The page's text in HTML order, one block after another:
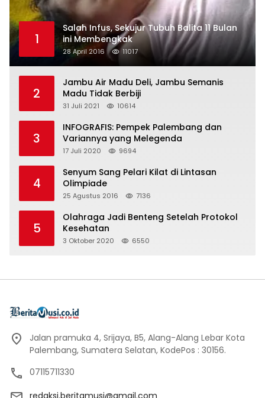
1
Salah Infus, Sekujur Tubuh Balita 11 Bulan
ini Membengkak
28 April 2016 11017
2
Jambu Air Madu Deli, Jambu Semanis
Madu Tidak Berbiji
31 Juli 2021 10614
3
INFOGRAFIS: Pempek Palembang dan
Variannya yang Melegenda
17 Juli 2020 9694
4
Senyum Sang Pelari Kilat di Lintasan
Olimpiade
25 Agustus 2016 7136
5
Olahraga Jadi Benteng Setelah Protokol
Kesehatan
3 Oktober 2020 6550
Jalan pramuka 4, Srijaya, B5, Alang-Alang Lebar Kota
Palembang, Sumatera Selatan, KodePos : 30156.
07115711330
redaksi.beritamusi@gmail.com